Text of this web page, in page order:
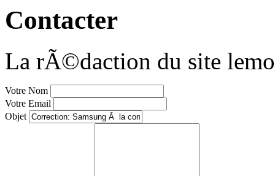
Contacter
La rÃ©daction du site
Votre Nom
Votre Email
Objet